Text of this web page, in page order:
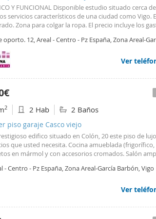
Y FUNCIONAL Disponible estudio situado cerca
servicios característicos de una ciudad como Vigo.
Zona para colgar la ropa. El precio incluye los
oporto. 12, Areal - Centro - Pz España, Zona Areal-
Ver
2 2 Hab 2 Baños
piso garaje Casco viejo
edifico situado en Colón, 20 este piso de
que usted necesita. Cocina amueblada
en mármol y con accesorios cromados. Salón
Aislamiento acústico y térmico, caldera
Gastos de comunidad incluidos. No se admiten
lo que necesita. Le esperamos en Colón, 20 -
- Centro - Pz España, Zona Areal-García Barbón, Vigo
Ver